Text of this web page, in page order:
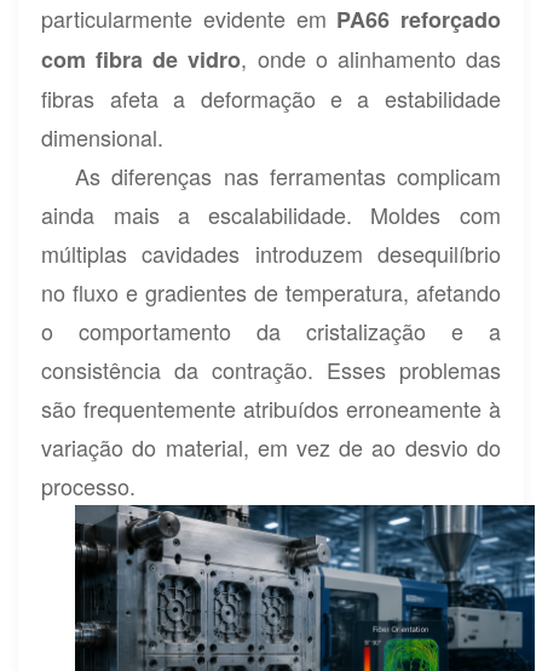
particularmente evidente em PA66 reforçado
com fibra de vidro, onde o alinhamento das
fibras afeta a deformação e a estabilidade
dimensional.
As diferenças nas ferramentas complicam
ainda mais a escalabilidade. Moldes com
múltiplas cavidades introduzem desequilíbrio
no fluxo e gradientes de temperatura, afetando
o comportamento da cristalização e a
consistência da contração. Esses problemas
são frequentemente atribuídos erroneamente à
variação do material, em vez de ao desvio do
processo.